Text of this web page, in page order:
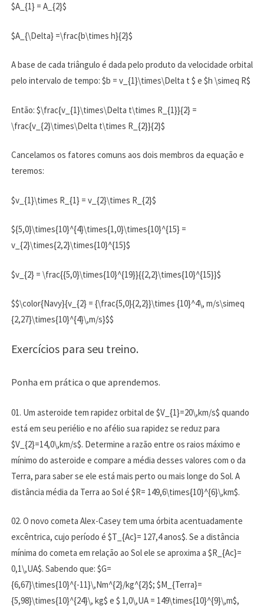
$A_{1} = A_{2}$
$A_{\Delta} =\frac{b\times h}{2}$
A base de cada triângulo é dada pelo produto da velocidade orbital
pelo intervalo de tempo: $b = v_{1}\times\Delta t $ e $h \simeq R$
Então: $\frac{v_{1}\times\Delta t\times R_{1}}{2} =
\frac{v_{2}\times\Delta t\times R_{2}}{2}$
Cancelamos os fatores comuns aos dois membros da equação e
teremos:
$v_{1}\times R_{1} = v_{2}\times R_{2}$
${5,0}\times{10}^{4}\times{1,0}\times{10}^{15} =
v_{2}\times{2,2}\times{10}^{15}$
$v_{2} = \frac{{5,0}\times{10}^{19}}{{2,2}\times{10}^{15}}$
$$\color{Navy}{v_{2} = {\frac{5,0}{2,2}}\times {10}^4\, m/s\simeq
{2,27}\times{10}^{4}\,m/s}$$
Exercícios para seu treino.
Ponha em prática o que aprendemos.
01. Um asteroide tem rapidez orbital de $V_{1}=20\,km/s$ quando
está em seu periélio e no afélio sua rapidez se reduz para
$V_{2}=14,0\,km/s$. Determine a razão entre os raios máximo e
mínimo do asteroide e compare a média desses valores com o da
Terra, para saber se ele está mais perto ou mais longe do Sol. A
distância média da Terra ao Sol é $R= 149,6\times{10}^{6}\,km$.
02. O novo cometa Alex-Casey tem uma órbita acentuadamente
excêntrica, cujo período é $T_{Ac}= 127,4 anos$. Se a distância
mínima do cometa em relação ao Sol ele se aproxima a $R_{Ac}=
0,1\,UA$. Sabendo que: $G=
{6,67}\times{10}^{-11}\,Nm^{2}/kg^{2}$; $M_{Terra}=
{5,98}\times{10}^{24}\, kg$ e $ 1,0\,UA = 149\times{10}^{9}\,m$,